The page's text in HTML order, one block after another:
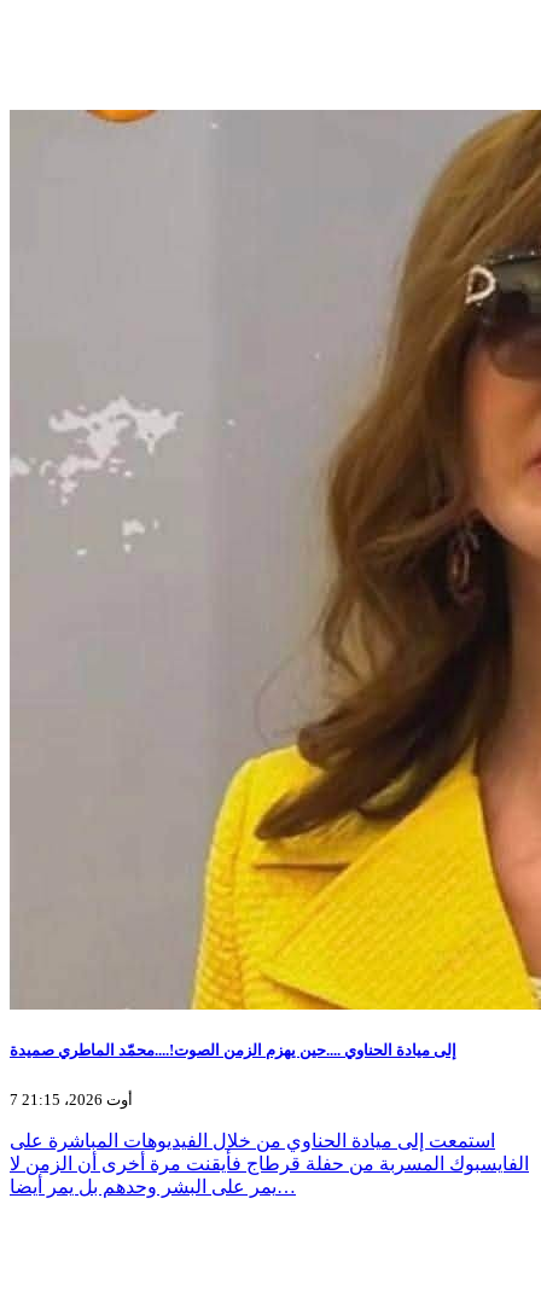
إلى ميادة الحناوي ....حين يهزم الزمن الصوت!....محمّد الماطري صميدة
7 أوت 2026، 21:15
استمعت إلى ميادة الحناوي من خلال الفيديوهات المباشرة على
الفايسبوك المسربة من حفلة قرطاج فأيقنت مرة أخرى أن الزمن لا
يمر على البشر وحدهم بل يمر أيضا…